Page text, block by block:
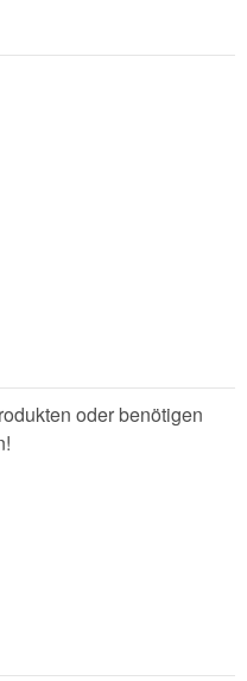
oder benötigen